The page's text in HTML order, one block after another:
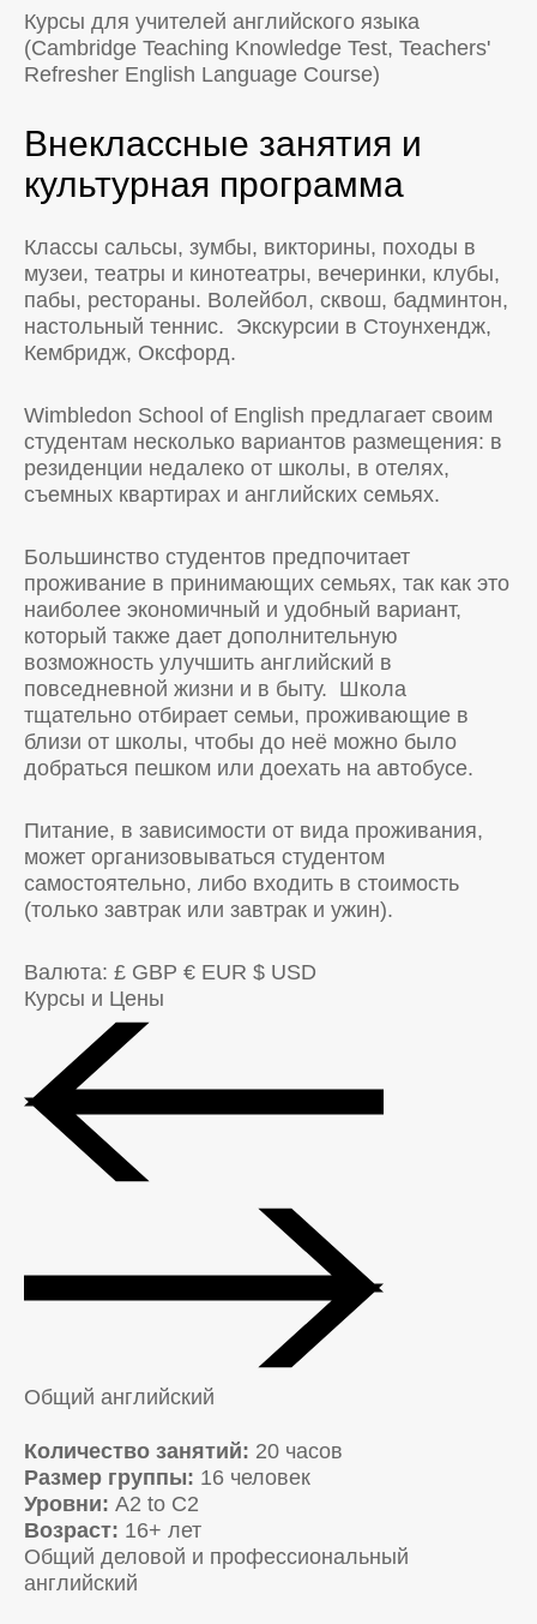
Курсы для учителей английского языка
(Cambridge Teaching Knowledge Test, Teachers'
Refresher English Language Course)
Внеклассные занятия и
культурная программа
Классы сальсы, зумбы, викторины, походы в
музеи, театры и кинотеатры, вечеринки, клубы,
пабы, рестораны. Волейбол, сквош, бадминтон,
настольный теннис. Экскурсии в Стоунхендж,
Кембридж, Оксфорд.
Wimbledon School of English предлагает своим
студентам несколько вариантов размещения: в
резиденции недалеко от школы, в отелях,
съемных квартирах и английских семьях.
Большинство студентов предпочитает
проживание в принимающих семьях, так как это
наиболее экономичный и удобный вариант,
который также дает дополнительную
возможность улучшить английский в
повседневной жизни и в быту. Школа
тщательно отбирает семьи, проживающие в
близи от школы, чтобы до неё можно было
добраться пешком или доехать на автобусе.
Питание, в зависимости от вида проживания,
может организовываться студентом
самостоятельно, либо входить в стоимость
(только завтрак или завтрак и ужин).
Валюта: £ GBP € EUR $ USD
Курсы и Цены
Общий английский
Количество занятий: 20 часов
Размер группы: 16 человек
Уровни: A2 to C2
Возраст: 16+ лет
Общий деловой и профессиональный
английский